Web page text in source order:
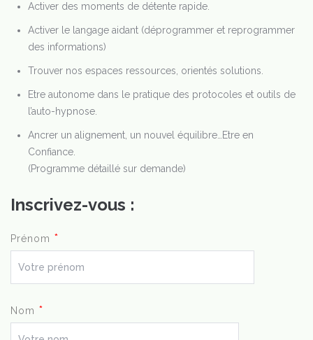
Activer des moments de détente rapide.
Activer le langage aidant (déprogrammer et reprogrammer
des informations)
Trouver nos espaces ressources, orientés solutions.
Etre autonome dans le pratique des protocoles et outils de
l’auto-hypnose.
Ancrer un alignement, un nouvel équilibre…Etre en
Confiance.
(Programme détaillé sur demande)
Inscrivez-vous :
Prénom *
Nom *